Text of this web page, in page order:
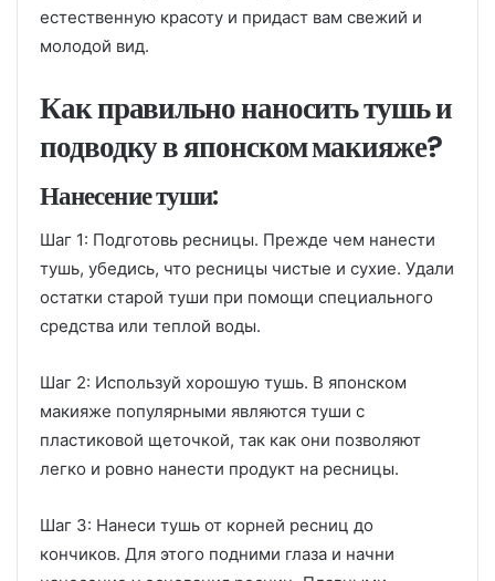
естественную красоту и придаст вам свежий и
молодой вид.
Как правильно наносить тушь и
подводку в японском макияже?
Нанесение туши:
Шаг 1: Подготовь ресницы. Прежде чем нанести
тушь, убедись, что ресницы чистые и сухие. Удали
остатки старой туши при помощи специального
средства или теплой воды.
Шаг 2: Используй хорошую тушь. В японском
макияже популярными являются туши с
пластиковой щеточкой, так как они позволяют
легко и ровно нанести продукт на ресницы.
Шаг 3: Нанеси тушь от корней ресниц до
кончиков. Для этого подними глаза и начни